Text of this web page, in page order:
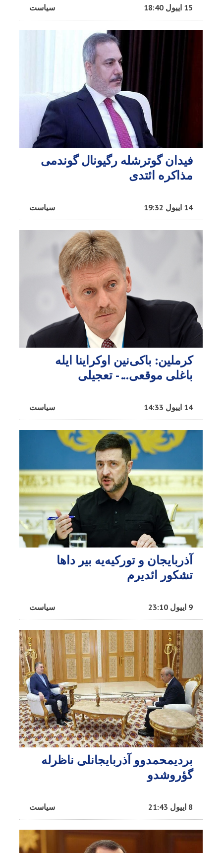
سیاست 15 اییول 18:40
فیدان گوترشله رگیونال گوندمی
مذاکره ائتدی
سیاست 14 اییول 19:32
کرملین: باکی‌نین اوکراینا ایله
باغلی موقعی... - تعجیلی
سیاست 14 اییول 14:33
آذربایجان و تورکیه‌یه بیر داها
تشکور ائدیرم
سیاست 9 اییول 23:10
بردیمحمدوو آذربایجانلی ناظرله
گؤروشدو
سیاست 8 اییول 21:43